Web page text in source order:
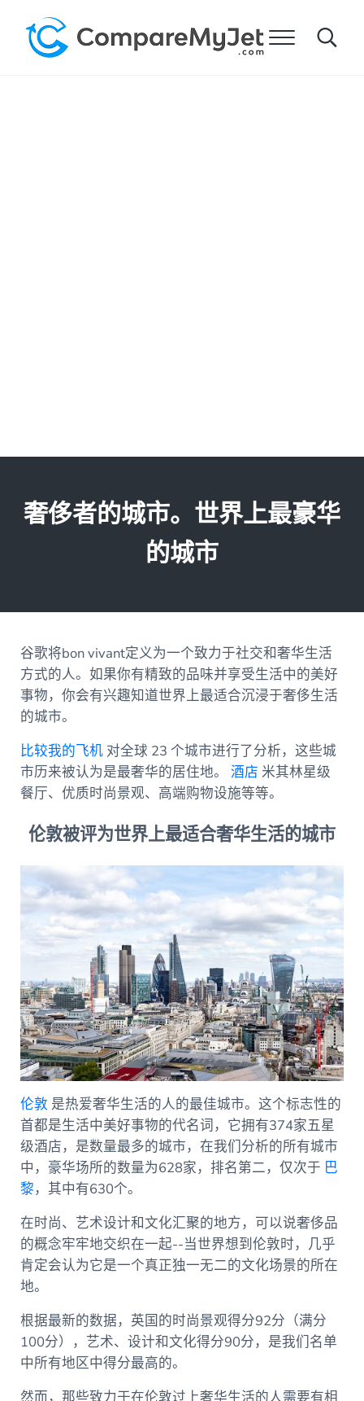
菜单
奢侈者的城市。世界上最豪华
的城市
谷歌将bon vivant定义为一个致力于社交和奢华生活
方式的人。如果你有精致的品味并享受生活中的美好
事物，你会有兴趣知道世界上最适合沉浸于奢侈生活
的城市。
比较我的飞机对全球 23 个城市进行了分析，这些城
市历来被认为是最奢华的居住地。 酒店 米其林星级
餐厅、优质时尚景观、高端购物设施等等。
伦敦被评为世界上最适合奢华生活的城市
伦敦 是热爱奢华生活的人的最佳城市。这个标志性的
首都是生活中美好事物的代名词，它拥有374家五星
级酒店，是数量最多的城市，在我们分析的所有城市
中，豪华场所的数量为628家，排名第二，仅次于 巴
黎，其中有630个。
在时尚、艺术设计和文化汇聚的地方，可以说奢侈品
的概念牢牢地交织在一起--当世界想到伦敦时，几乎
肯定会认为它是一个真正独一无二的文化场景的所在
地。
根据最新的数据，英国的时尚景观得分92分（满分
100分），艺术、设计和文化得分90分，是我们名单
中所有地区中得分最高的。
然而，那些致力于在伦敦过上奢华生活的人需要有相